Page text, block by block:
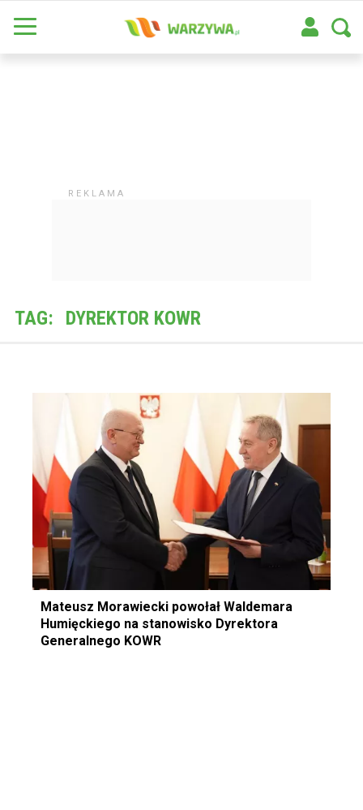
TAG: DYREKTOR KOWR
Mateusz Morawiecki powołał Waldemara
Humięckiego na stanowisko Dyrektora
Generalnego KOWR